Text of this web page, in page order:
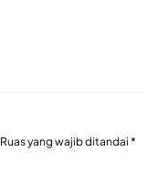
Ruas yang wajib ditandai *